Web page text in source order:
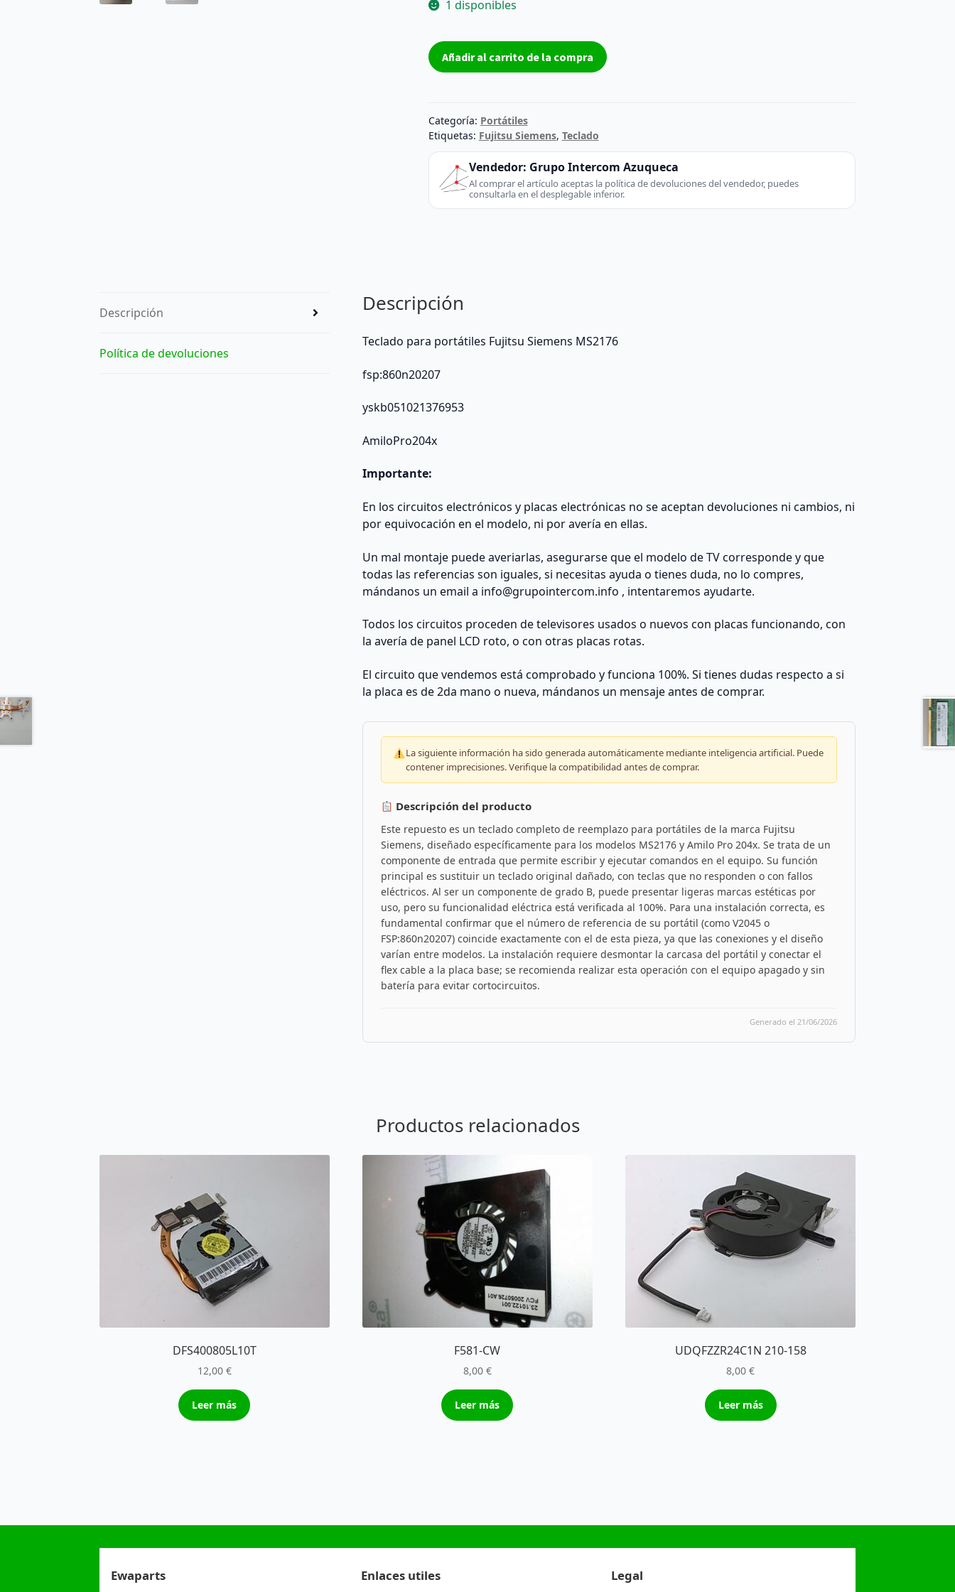
1 disponibles
Teclado
Fujitsu
V2045
Grado
B
cantidad
Añadir al carrito de la compra
Categoría: Portátiles
Etiquetas: Fujitsu Siemens, Teclado
Vendedor: Grupo Intercom Azuqueca
Al comprar el artículo aceptas la política de devoluciones del vendedor, puedes
consultarla en el desplegable inferior.
Descripción
Política de devoluciones
Descripción
Teclado para portátiles Fujitsu Siemens MS2176
fsp:860n20207
yskb051021376953
AmiloPro204x
Importante:
En los circuitos electrónicos y placas electrónicas no se aceptan devoluciones ni cambios, ni
por equivocación en el modelo, ni por avería en ellas.
Un mal montaje puede averiarlas, asegurarse que el modelo de TV corresponde y que
todas las referencias son iguales, si necesitas ayuda o tienes duda, no lo compres,
mándanos un email a info@grupointercom.info , intentaremos ayudarte.
Todos los circuitos proceden de televisores usados o nuevos con placas funcionando, con
la avería de panel LCD roto, o con otras placas rotas.
El circuito que vendemos está comprobado y funciona 100%. Si tienes dudas respecto a si
la placa es de 2da mano o nueva, mándanos un mensaje antes de comprar.
La siguiente información ha sido generada automáticamente mediante inteligencia artificial. Puede
contener imprecisiones. Verifique la compatibilidad antes de comprar.
Descripción del producto
Este repuesto es un teclado completo de reemplazo para portátiles de la marca Fujitsu
Siemens, diseñado específicamente para los modelos MS2176 y Amilo Pro 204x. Se trata de un
componente de entrada que permite escribir y ejecutar comandos en el equipo. Su función
principal es sustituir un teclado original dañado, con teclas que no responden o con fallos
eléctricos. Al ser un componente de grado B, puede presentar ligeras marcas estéticas por
uso, pero su funcionalidad eléctrica está verificada al 100%. Para una instalación correcta, es
fundamental confirmar que el número de referencia de su portátil (como V2045 o
FSP:860n20207) coincide exactamente con el de esta pieza, ya que las conexiones y el diseño
varían entre modelos. La instalación requiere desmontar la carcasa del portátil y conectar el
flex cable a la placa base; se recomienda realizar esta operación con el equipo apagado y sin
batería para evitar cortocircuitos.
Generado el 21/06/2026
Productos relacionados
DFS400805L10T
12,00 €
Leer más
F581-CW
8,00 €
Leer más
UDQFZZR24C1N 210-158
8,00€
Leer más
Ewaparts Enlaces utiles Legal